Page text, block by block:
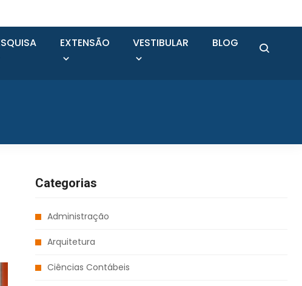
EXTENSÃO VESTIBULAR BLOG
Categorias
Administração
Arquitetura
Ciências Contábeis